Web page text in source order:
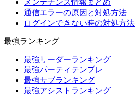
メンテナンス情報まとめ
通信エラーの原因と対処方法
ログインできない時の対処方法
最強ランキング
最強リーダーランキング
最強パーティテンプレ
最強サブランキング
最強アシストランキング